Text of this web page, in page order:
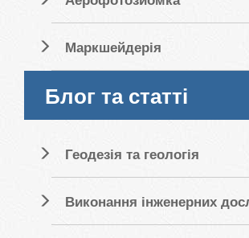
Маркшейдерія
Блог та статті
Геодезія та геологія
Виконання інженерних